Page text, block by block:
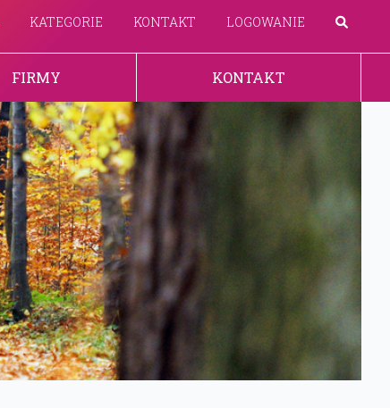
KATEGORIE KONTAKT LOGOWANIE
FIRMY KONTAKT